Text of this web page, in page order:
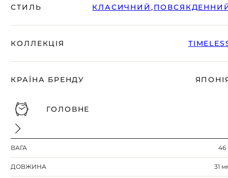
БЕЗКОШТОВНА ДОСТАВКА
ГАРАНТІЯ 12-24 МІСЯЦІВ
ВІДПРАВКА В ДЕНЬ ЗАМОВЛЕННЯ
СТИЛЬ КЛАСИЧНИЙ ,
КОЛЛЕКЦІЯ
КРАЇНА БРЕНДУ
ГОЛОВНЕ
ВАГА 46
ДОВЖИНА 31